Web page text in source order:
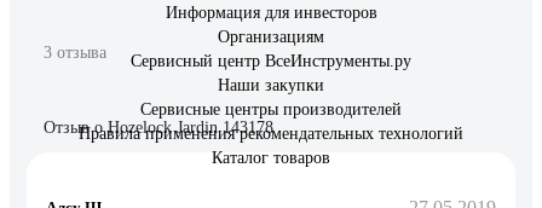
3 отзыва
Отзыв о Hozelock Jardin 143178
Информация для инвесторов
Организациям
Сервисный центр ВсеИнструменты.ру
Наши закупки
Сервисные центры производителей
Правила применения рекомендательных технологий
Каталог товаров